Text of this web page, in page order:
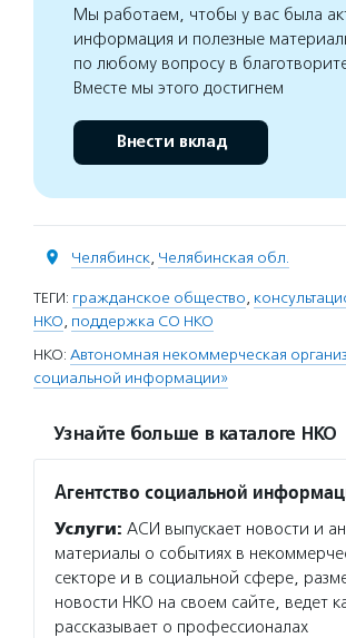
Мы работаем, чтобы у вас была
информация и полезные
по любому вопросу в
Вместе мы этого достигнем
Внести вклад
Челябинск, Челябинская обл.
ТЕГИ: гражданское общество,
НКО, поддержка СО НКО
НКО: Автономная некоммерческая
социальной информации»
Узнайте больше в каталоге НКО
Агентство социальной
Услуги: АСИ выпускает новости и
материалы о событиях в
секторе и в социальной сфере,
новости НКО на своем сайте, ведет
рассказывает о профессионалах